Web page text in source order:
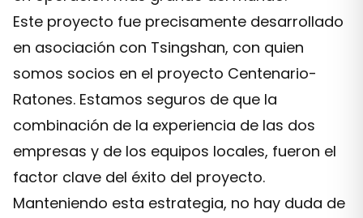
Este proyecto fue precisamente desarrollado
en asociación con Tsingshan, con quien
somos socios en el proyecto Centenario-
Ratones. Estamos seguros de que la
combinación de la experiencia de las dos
empresas y de los equipos locales, fueron el
factor clave del éxito del proyecto.
Manteniendo esta estrategia, no hay duda de